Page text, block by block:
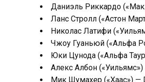
Даниэль Риккардо
Ланс Стролл («Астон
Николас Латифи
Чжоу Гуаньюй («Альфа
Юки Цунода («Альфа
Алекс Албон («Уильямс»)
Мик Шумахер («Хаас») —